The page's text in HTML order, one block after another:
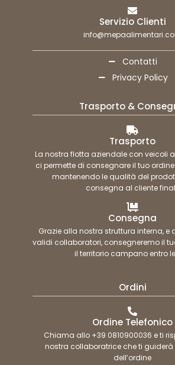
Servizio Clienti
Contatti
Privacy Policy
Trasporto &
Trasporto
La nostra flotta aziendale con veicoli
ci permette di consegnare il tuo
mantenendo le qualità del
consegna al cliente
Consegna
Grazie alla nostra struttura interna, e
validi collaboratori, consegneremo il
il territorio campano entro
Ordini
Ordine Telefonico
Chiama allo +39 0810900036 e ti
nostra collaboratrice che ti guiderà
dell’ordine